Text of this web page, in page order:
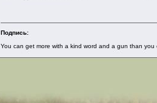
Подпись:
You can get more with a kind word and a gun than